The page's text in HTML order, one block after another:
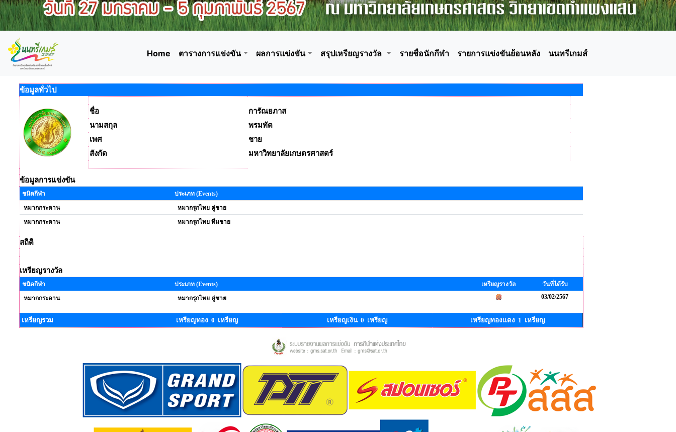
Home ตารางการแข่งขัน ผลการแข่งขัน สรุปเหรียญรางวัล รายชื่อนักกีฬา รายการแข่งขันย้อนหลัง นนทรีเกมส์
ข้อมูลทั่วไป
ชื่อ
การัณยภาส
นามสกุล
พรมทัต
เพศ
ชาย
สังกัด
มหาวิทยาลัยเกษตรศาสตร์
ข้อมูลการแข่งขัน
ชนิดกีฬา
ประเภท (Events)
หมากกระดาน
หมากรุกไทย คู่ชาย
หมากกระดาน
หมากรุกไทย ทีมชาย
สถิติ
เหรียญรางวัล
ชนิดกีฬา ประเภท (Events) เหรียญรางวัล
วันที่ได้รับ
หมากกระดาน
หมากรุกไทย คู่ชาย 03/02/2567
เหรียญรวม เหรียญทอง 0 เหรียญ เหรียญเงิน 0 เหรียญ เหรียญทองแดง 1 เหรียญ